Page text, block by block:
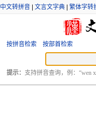
中文转拼音 文言文字典 繁体字转
按拼音检索 按部首检索
提示： 支持拼音查询，例：“wen